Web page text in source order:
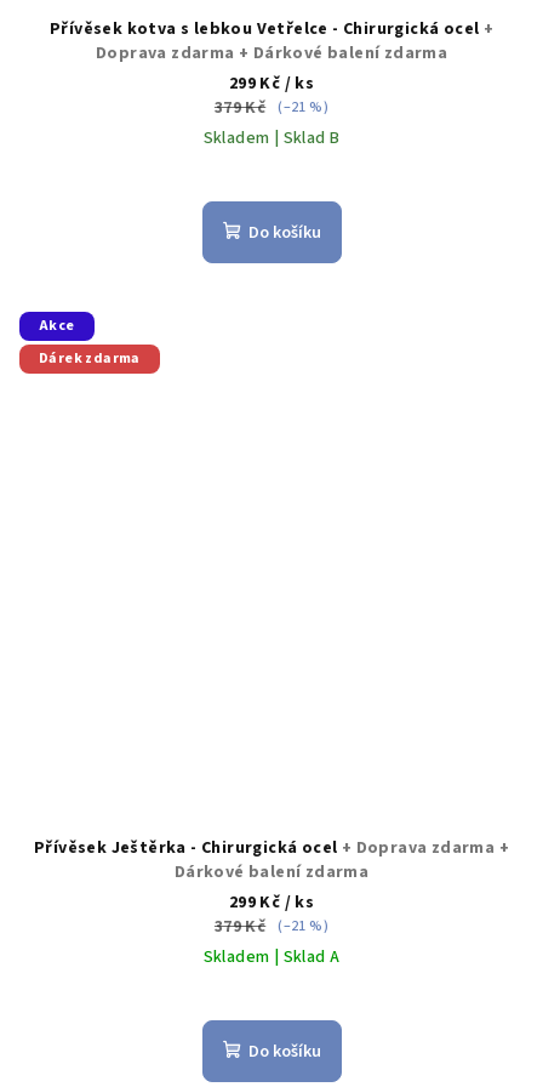
Přívěsek kotva s lebkou Vetřelce - Chirurgická ocel +
Doprava zdarma + Dárkové balení zdarma
299 Kč / ks
379 Kč (–21 %)
Skladem | Sklad B
hodnocení
produktu
Do košíku
Akce
Dárek zdarma
Přívěsek Ještěrka - Chirurgická ocel + Doprava zdarma +
Dárkové balení zdarma
299 Kč / ks
379 Kč (–21 %)
Skladem | Sklad A
Do košíku